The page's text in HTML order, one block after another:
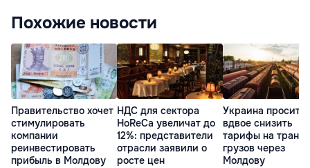
Похожие новости
Правительство хочет
стимулировать
компании
реинвестировать
прибыль в Молдову
НДС для сектора
HoReCa увеличат до
12%: представители
отрасли заявили о
росте цен
Украина просит
вдвое снизить
тарифы на
грузов через
Молдову